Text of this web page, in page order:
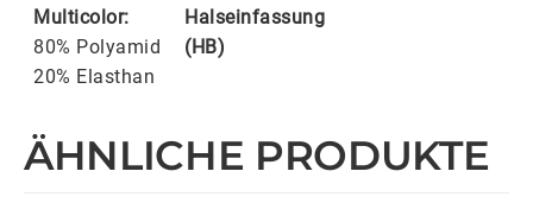
Multicolor:
80% Polyamid
20% Elasthan
Halseinfassung
(HB)
ÄHNLICHE PRODUKTE